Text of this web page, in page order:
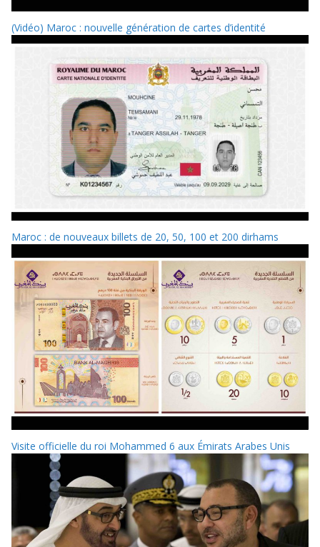
(Vidéo) Maroc : nouvelle génération de cartes d’identité
Maroc : de nouveaux billets de 20, 50, 100 et 200 dirhams
Visite officielle du roi Mohammed 6 aux Émirats Arabes Unis